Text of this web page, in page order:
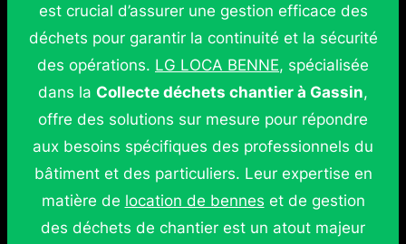
est crucial d’assurer une gestion efficace des
déchets pour garantir la continuité et la sécurité
des opérations. LG LOCA BENNE, spécialisée
dans la Collecte déchets chantier à Gassin,
offre des solutions sur mesure pour répondre
aux besoins spécifiques des professionnels du
bâtiment et des particuliers. Leur expertise en
matière de location de bennes et de gestion
des déchets de chantier est un atout majeur